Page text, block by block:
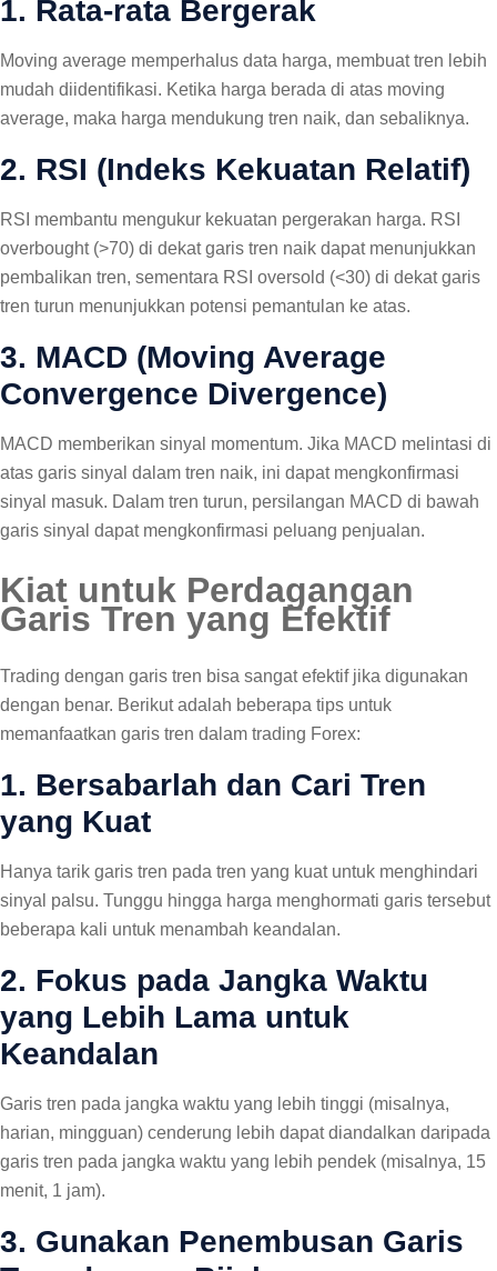
1. Rata-rata Bergerak
Moving average memperhalus data harga, membuat tren lebih
mudah diidentifikasi. Ketika harga berada di atas moving
average, maka harga mendukung tren naik, dan sebaliknya.
2. RSI (Indeks Kekuatan Relatif)
RSI membantu mengukur kekuatan pergerakan harga. RSI
overbought (>70) di dekat garis tren naik dapat menunjukkan
pembalikan tren, sementara RSI oversold (<30) di dekat garis
tren turun menunjukkan potensi pemantulan ke atas.
3. MACD (Moving Average
Convergence Divergence)
MACD memberikan sinyal momentum. Jika MACD melintasi di
atas garis sinyal dalam tren naik, ini dapat mengkonfirmasi
sinyal masuk. Dalam tren turun, persilangan MACD di bawah
garis sinyal dapat mengkonfirmasi peluang penjualan.
Kiat untuk Perdagangan
Garis Tren yang Efektif
Trading dengan garis tren bisa sangat efektif jika digunakan
dengan benar. Berikut adalah beberapa tips untuk
memanfaatkan garis tren dalam trading Forex:
1. Bersabarlah dan Cari Tren
yang Kuat
Hanya tarik garis tren pada tren yang kuat untuk menghindari
sinyal palsu. Tunggu hingga harga menghormati garis tersebut
beberapa kali untuk menambah keandalan.
2. Fokus pada Jangka Waktu
yang Lebih Lama untuk
Keandalan
Garis tren pada jangka waktu yang lebih tinggi (misalnya,
harian, mingguan) cenderung lebih dapat diandalkan daripada
garis tren pada jangka waktu yang lebih pendek (misalnya, 15
menit, 1 jam).
3. Gunakan Penembusan Garis